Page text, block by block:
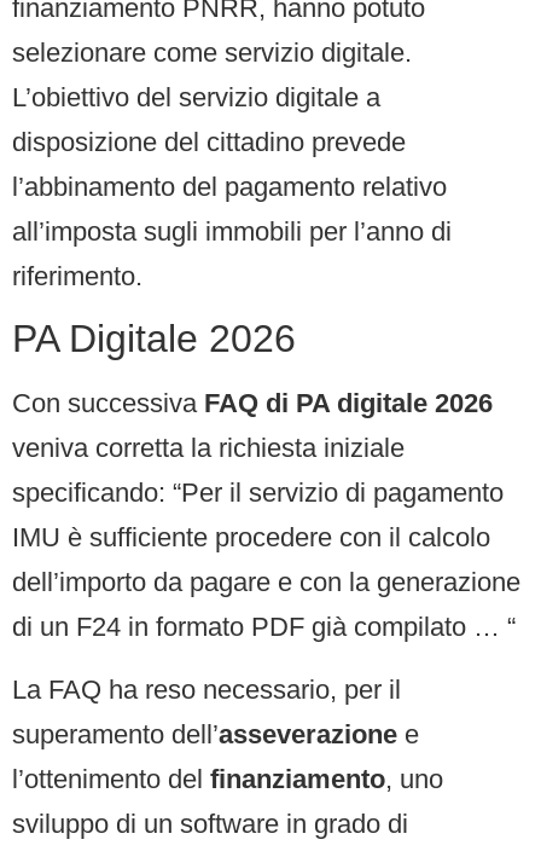
finanziamento PNRR, hanno potuto
selezionare come servizio digitale.
L’obiettivo del servizio digitale a
disposizione del cittadino prevede
l’abbinamento del pagamento relativo
all’imposta sugli immobili per l’anno di
riferimento.
PA Digitale 2026
Con successiva FAQ di PA digitale 2026
veniva corretta la richiesta iniziale
specificando: “Per il servizio di pagamento
IMU è sufficiente procedere con il calcolo
dell’importo da pagare e con la generazione
di un F24 in formato PDF già compilato … “
La FAQ ha reso necessario, per il
superamento dell’asseverazione e
l’ottenimento del finanziamento, uno
sviluppo di un software in grado di